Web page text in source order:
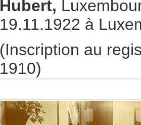
Hubert,
19.11.1922 à
(Inscription au
1910)